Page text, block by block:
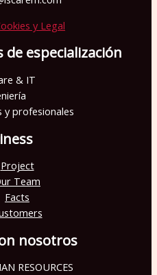
y Legal
de especialización
& IT
profesionales
Project
Team
Facts
nosotros
RESOURCES